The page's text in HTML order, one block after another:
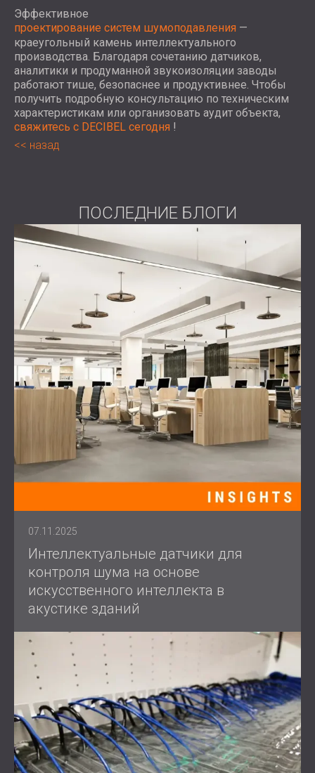
Эффективное
проектирование систем шумоподавления —
краеугольный камень интеллектуального
производства. Благодаря сочетанию датчиков,
аналитики и продуманной звукоизоляции заводы
работают тише, безопаснее и продуктивнее. Чтобы
получить подробную консультацию по техническим
характеристикам или организовать аудит объекта,
свяжитесь с DECIBEL сегодня !
назад
ПОСЛЕДНИЕ БЛОГИ
07.11.2025
Интеллектуальные датчики для
контроля шума на основе
искусственного интеллекта в
акустике зданий